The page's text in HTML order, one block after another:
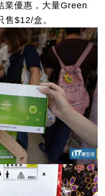
業優惠，大量Green
$12/盒。